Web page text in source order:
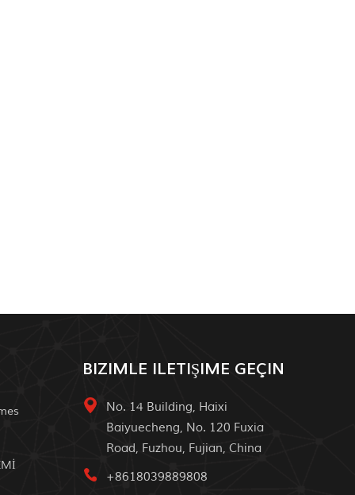
BIZIMLE ILETIŞIME GEÇIN
No. 14 Building, Haixi
Baiyuecheng, No. 120 Fuxia
Road, Fuzhou, Fujian, China
+8618039889808